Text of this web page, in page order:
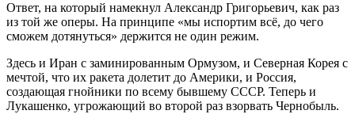
Ответ, на который намекнул Александр Григорьевич, как раз
из той же оперы. На принципе «мы испортим всё, до чего
сможем дотянуться» держится не один режим.
Здесь и Иран с заминированным Ормузом, и Северная Корея с
мечтой, что их ракета долетит до Америки, и Россия,
создающая гнойники по всему бывшему СССР. Теперь и
Лукашенко, угрожающий во второй раз взорвать Чернобыль.